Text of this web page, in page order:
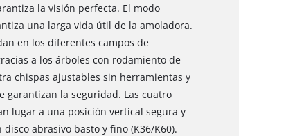
la visión perfecta. El modo
una larga vida útil de la amoladora.
en los diferentes campos de
a los árboles con rodamiento de
chispas ajustables sin herramientas y
garantizan la seguridad. Las cuatro
lugar a una posición vertical segura y
abrasivo basto y fino (K36/K60).